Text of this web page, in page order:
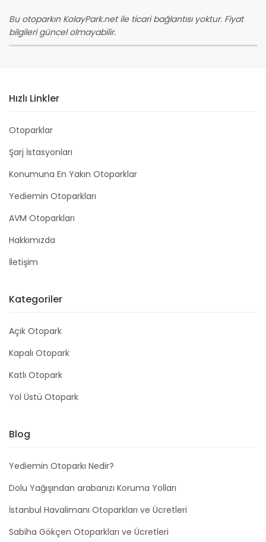
Bu otoparkın KolayPark.net ile ticari bağlantısı yoktur. Fiyat
bilgileri güncel olmayabilir.
Hızlı Linkler
Otoparklar
Şarj İstasyonları
Konumuna En Yakın Otoparklar
Yediemin Otoparkları
AVM Otoparkları
Hakkımızda
İletişim
Kategoriler
Açık Otopark
Kapalı Otopark
Katlı Otopark
Yol Üstü Otopark
Blog
Yediemin Otoparkı Nedir?
Dolu Yağışından arabanızı Koruma Yolları
İstanbul Havalimanı Otoparkları ve Ücretleri
Sabiha Gökçen Otoparkları ve Ücretleri